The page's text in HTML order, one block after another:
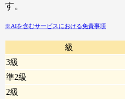
す。
※AIを含むサービスにおける免責事項
級
3級
準2級
2級